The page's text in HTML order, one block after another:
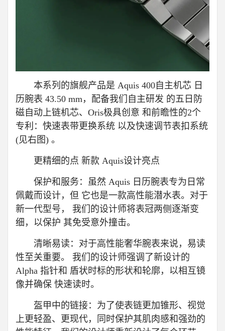
本系列的旗舰产品是 Aquis 400自主机芯 日
历腕表 43.50 mm，配备我们自主研发 的五日防
磁自动上链机芯、Oris极具创意 和前瞻性的2个
专利：快速表带更换系统 以及快速调节表扣系统
(见右图) 。
更精细的点 新款 Aquis设计亮点
保护和服务：虽然 Aquis 日历腕表专为日常
佩戴而设计，但 它也是一款高性能潜水表。对于
新一代型号， 我们的设计师将表冠两侧逐渐变
细，以保护 其免受意外撞击。
清晰易读：对于高性能奢华腕表来说，易读
性至关重要。 我们的设计师强调了新设计的
Alpha 指针和 盾状时标的形状和轮廓，以相互镜
像并确保 快速读时。
盔甲中的链接：为了使表链更加锥形、视觉
上更轻盈、更现代，同时保护其肌肉感和强劲的